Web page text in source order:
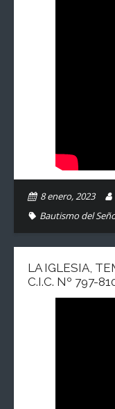
8 enero, 2023
Bautismo del
LA IGLESIA,
C.I.C. Nº 797-